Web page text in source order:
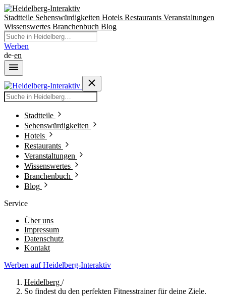
Stadtteile Sehenswürdigkeiten Hotels Restaurants Veranstaltungen
Wissenswertes Branchenbuch Blog
Werben
de·en
Stadtteile
Sehenswürdigkeiten
Hotels
Restaurants
Veranstaltungen
Wissenswertes
Branchenbuch
Blog
Service
Über uns
Impressum
Datenschutz
Kontakt
Werben auf Heidelberg-Interaktiv
Heidelberg /
So findest du den perfekten Fitnesstrainer für deine Ziele.